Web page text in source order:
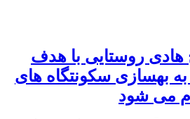
هادی روستایی با هدف
بهسازی سکونتگاه های
می شود